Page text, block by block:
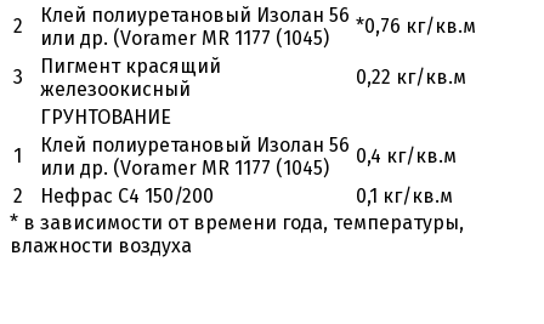
2
Клей полиуретановый Изолан 56
или др. (Voramer MR 1177 (1045)
*0,76 кг/кв.м
3
Пигмент красящий
железоокисный
0,22 кг/кв.м
ГРУНТОВАНИЕ
1
Клей полиуретановый Изолан 56
или др. (Voramer MR 1177 (1045)
0,4 кг/кв.м
2
Нефрас С4 150/200
0,1 кг/кв.м
* в зависимости от времени года, температуры,
влажности воздуха